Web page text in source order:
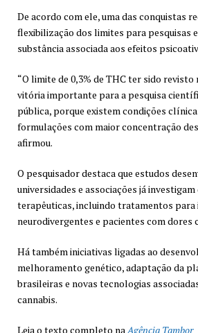
De acordo com ele, uma das conquistas
flexibilização dos limites para pesquisas
substância associada aos efeitos
“O limite de 0,3% de THC ter sido revisto
vitória importante para a pesquisa
pública, porque existem condições
formulações com maior concentração
afirmou.
O pesquisador destaca que estudos
universidades e associações já
terapêuticas, incluindo tratamentos para
neurodivergentes e pacientes com dores
Há também iniciativas ligadas ao
melhoramento genético, adaptação da
brasileiras e novas tecnologias
cannabis.
Leia o texto completo na Agência Tambor